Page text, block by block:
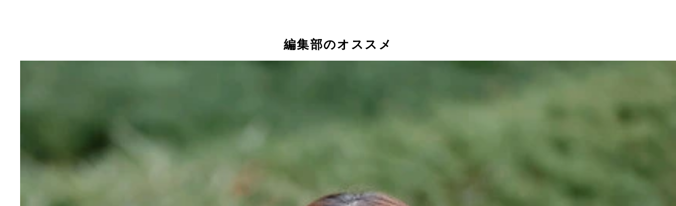
12期生の伊藤虹々美
編集部のオススメ